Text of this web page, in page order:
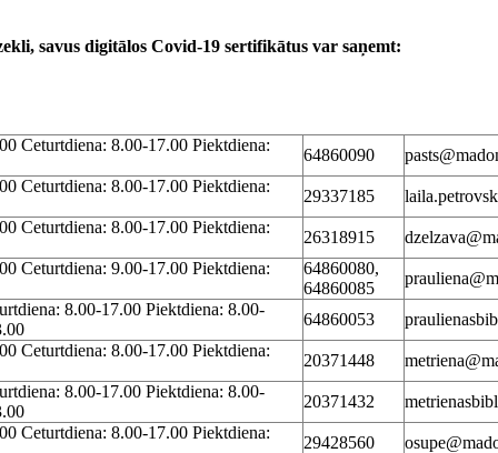
savus digitālos Covid-19 sertifikātus var saņemt:
Ceturtdiena: 8.00-17.00 Piektdiena:
64860090
Ceturtdiena: 8.00-17.00 Piektdiena:
29337185
Ceturtdiena: 8.00-17.00 Piektdiena:
26318915
Ceturtdiena: 9.00-17.00 Piektdiena:
64860080,
64860085
8.00-17.00 Piektdiena: 8.00-
64860053
Ceturtdiena: 8.00-17.00 Piektdiena:
20371448
8.00-17.00 Piektdiena: 8.00-
20371432
Ceturtdiena: 8.00-17.00 Piektdiena:
29428560